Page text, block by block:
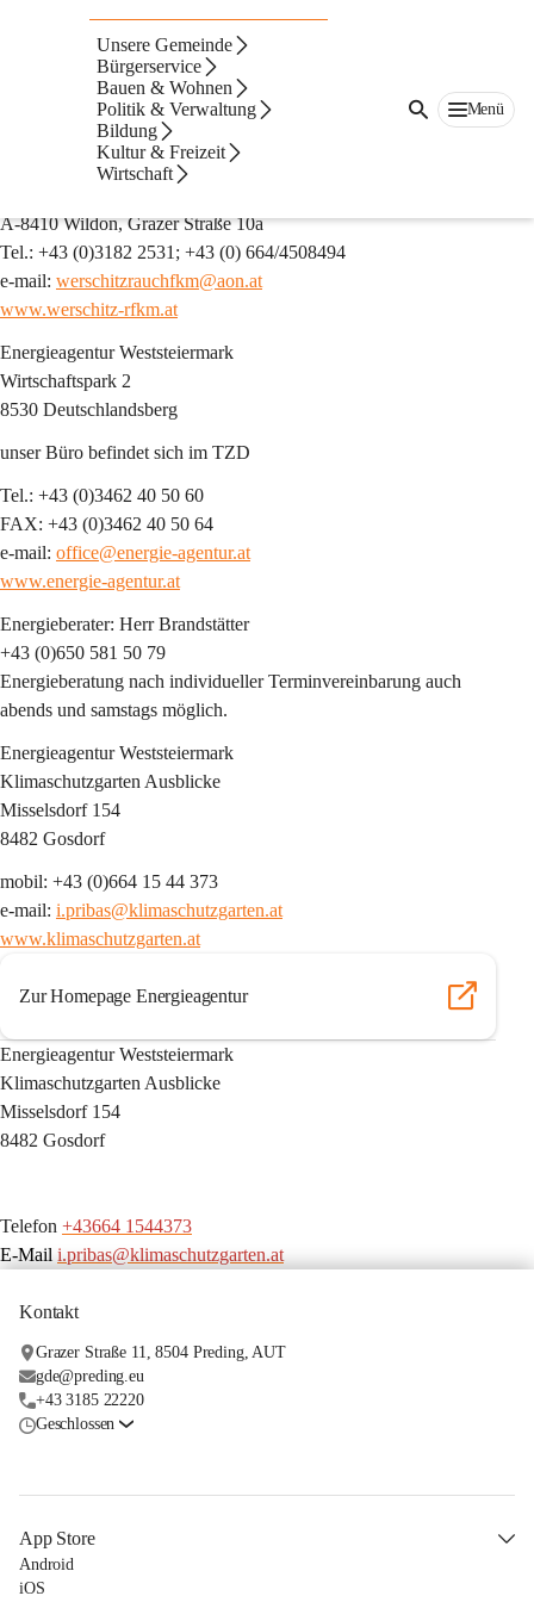
Unsere Gemeinde
Bürgerservice
Bauen & Wohnen
Politik & Verwaltung
Bildung
Kultur & Freizeit
Wirtschaft
Menü
Energieberatung
Rauchfangkehrermeister
Stefan Werschitz
Öffentlich zugelassener Rauchfangkehrer
A-8410 Wildon, Grazer Straße 10a
Tel.: +43 (0)3182 2531; +43 (0) 664/4508494
e-mail: werschitzrauchfkm@aon.at
www.werschitz-rfkm.at
Energieagentur Weststeiermark
Wirtschaftspark 2
8530 Deutschlandsberg
unser Büro befindet sich im TZD
Tel.: +43 (0)3462 40 50 60
FAX: +43 (0)3462 40 50 64
e-mail: office@energie-agentur.at
www.energie-agentur.at
Energieberater: Herr Brandstätter
+43 (0)650 581 50 79
Energieberatung nach individueller Terminvereinbarung auch
abends und samstags möglich.
Energieagentur Weststeiermark
Klimaschutzgarten Ausblicke
Misselsdorf 154
8482 Gosdorf
mobil: +43 (0)664 15 44 373
e-mail: i.pribas@klimaschutzgarten.at
www.klimaschutzgarten.at
Zur Homepage Energieagentur
Energieagentur Weststeiermark
Klimaschutzgarten Ausblicke
Misselsdorf 154
8482 Gosdorf
Telefon +43664 1544373
E-Mail i.pribas@klimaschutzgarten.at
Kontakt
Grazer Straße 11, 8504 Preding, AUT
gde@preding.eu
+43 3185 22220
Geschlossen
App Store
Android
iOS